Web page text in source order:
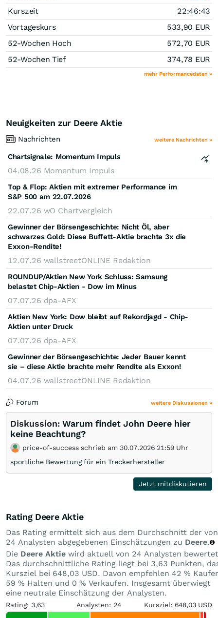
Kurszeit
22:46:43
Vortageskurs
533,90 EUR
52-Wochen Hoch
572,70 EUR
52-Wochen Tief
374,78 EUR
mehr Performancedaten »
Neuigkeiten zur Deere Aktie
Nachrichten weitere Nachrichten »
Chartsignale: Momentum Impuls
04.08.26 Momentum Impuls
Top & Flop: Aktien mit extremer Performance im
S&P 500 am 22.07.2026
22.07.26 wO Chartvergleich
Gewinner der Börsengeschichte: Nicht Öl, aber
schwarzes Gold: Diese Buffett-Aktie brachte 3x die
Exxon-Rendite!
12.07.26 wallstreetONLINE Redaktion
ROUNDUP/Aktien New York Schluss: Samsung
belastet Chip-Aktien - Dow im Minus
07.07.26 dpa-AFX
Aktien New York: Dow bleibt auf Rekordjagd - Chip-
Aktien unter Druck
07.07.26 dpa-AFX
Gewinner der Börsengeschichte: Jeder Bauer kennt
sie – diese Aktie brachte mehr Rendite als Exxon!
04.07.26 wallstreetONLINE Redaktion
Forum weitere Diskussionen »
Diskussion: Warum findet John Deere hier
keine Beachtung?
price-of-success schrieb am 30.07.2026 21:59 Uhr
sportliche Bewertung für ein Treckerhersteller
Jetzt mitdiskutieren
Rating Deere Aktie
Das Rating ermittelt sich aus dem Durchschnitt der von
24 Analysten abgegebenen Einschätzungen zu Deere.
Die Deere Aktie wird aktuell von 24 Analysten
Das durchschnittliche Rating liegt bei 3,63 Punkten,
Kursziel bei 648,03 USD. Davon empfehlen 42 %
59 % Halten und 0 % Verkaufen. Insgesamt überwiegt
eine neutrale Einschätzung der Analysten.
Rating: 3,63 Analysten: 24 Kursziel: 648,03 USD